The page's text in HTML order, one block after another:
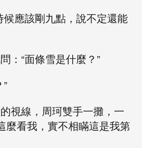
候應該剛九點，說不定還能
：“面條雪是什麼？”
視線，周珂雙手一攤，一
麼看我，實不相瞞這是我第